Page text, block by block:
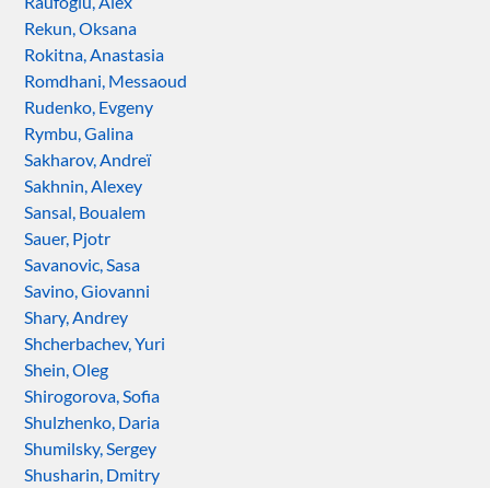
Rekun, Oksana
Rokitna, Anastasia
Romdhani, Messaoud
Rudenko, Evgeny
Rymbu, Galina
Sakharov, Andreï
Sakhnin, Alexey
Sansal, Boualem
Sauer, Pjotr
Savanovic, Sasa
Savino, Giovanni
Shary, Andrey
Shcherbachev, Yuri
Shein, Oleg
Shirogorova, Sofia
Shulzhenko, Daria
Shumilsky, Sergey
Shusharin, Dmitry